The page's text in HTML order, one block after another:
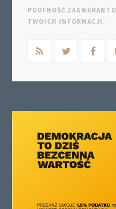
POUFNOŚĆ
TWOICH INFORMACJI.